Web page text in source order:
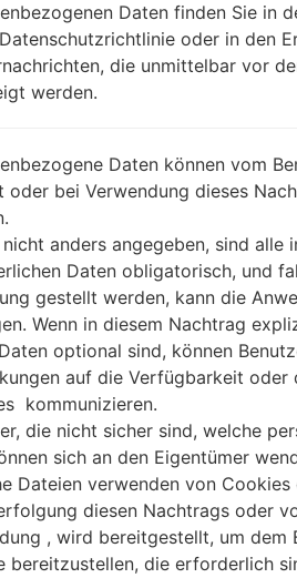
Daten finden Sie in
oder in den
die unmittelbar vor
werden.
Daten können vom
oder bei Verwendung dieses
anders angegeben, sind alle
Daten obligatorisch, und
gestellt werden, kann die
Wenn in diesem Nachtrag
optional sind, können
auf die Verfügbarkeit oder
kommunizieren.
die nicht sicher sind, welche
sich an den Eigentümer
Dateien verwenden von
diesen Nachtrags oder
, wird bereitgestellt, um dem
bereitzustellen, die erforderlich